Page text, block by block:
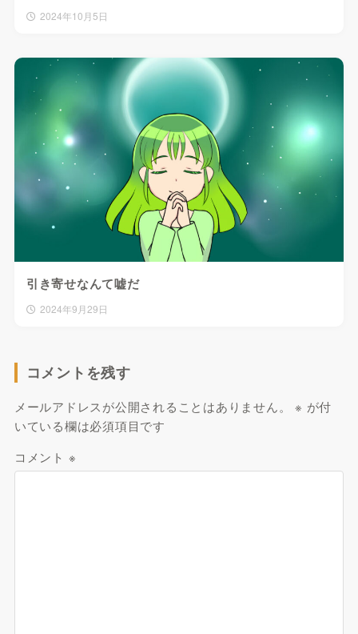
2024年10月5日
引き寄せなんて嘘だ
2024年9月29日
コメントを残す
メールアドレスが公開されることはありません。 ※ が付
いている欄は必須項目です
コメント ※